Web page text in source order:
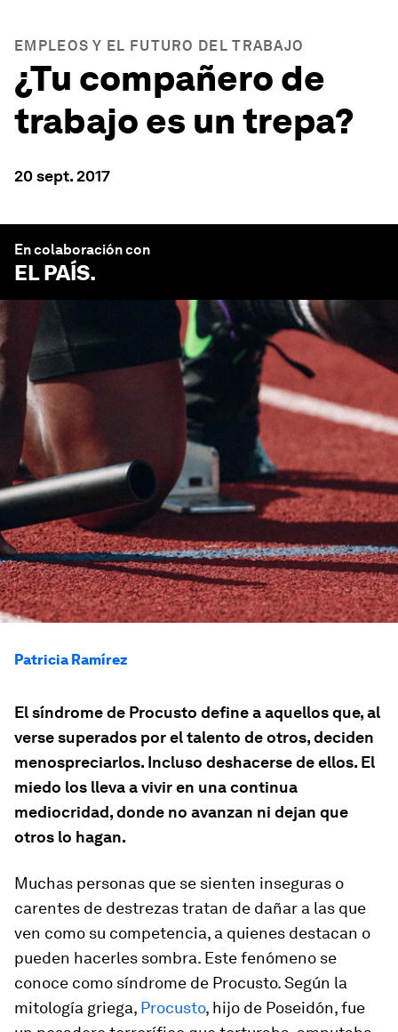
EMPLEOS Y EL FUTURO DEL TRABAJO
¿Tu compañero de
trabajo es un trepa?
20 sept. 2017
En colaboración con
EL PAÍS.
Patricia Ramírez
El síndrome de Procusto define a aquellos que, al
verse superados por el talento de otros, deciden
menospreciarlos. Incluso deshacerse de ellos. El
miedo los lleva a vivir en una continua
mediocridad, donde no avanzan ni dejan que
otros lo hagan.
Muchas personas que se sienten inseguras o
carentes de destrezas tratan de dañar a las que
ven como su competencia, a quienes destacan o
pueden hacerles sombra. Este fenómeno se
conoce como síndrome de Procusto. Según la
mitología griega, Procusto, hijo de Poseidón, fue